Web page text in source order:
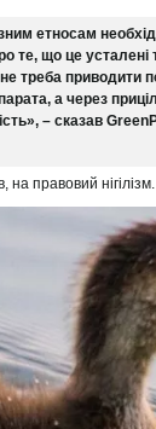
етносам
що це усталені
треба приводити
а через
– сказав
на правовий нігілізм.